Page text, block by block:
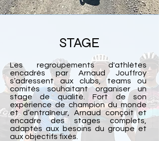
STAGE
Les regroupements d'athlètes
encadrés par Arnaud Jouffroy
s’adressent aux clubs, teams ou
comités souhaitant organiser un
stage de qualité. Fort de son
expérience de champion du monde
et d’entraîneur, Arnaud conçoit et
encadre des stages complets,
adaptés aux besoins du groupe et
aux objectifs fixés.